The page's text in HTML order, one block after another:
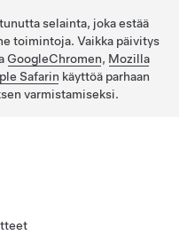
selainta, joka estää
toimintoja. Vaikka päivitys
GoogleChromen, Mozilla
Safarin käyttöä parhaan
varmistamiseksi.